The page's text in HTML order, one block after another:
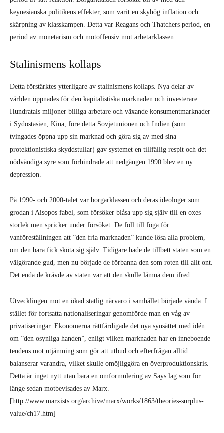
keynesianska politikens effekter, som varit en skyhög inflation och
skärpning av klasskampen. Detta var Reagans och Thatchers period, en
period av monetarism och motoffensiv mot arbetarklassen.
Stalinismens kollaps
Detta förstärktes ytterligare av stalinismens kollaps. Nya delar av
världen öppnades för den kapitalistiska marknaden och investerare.
Hundratals miljoner billiga arbetare och växande konsumentmarknader
i Sydostasien, Kina, före detta Sovjetunionen och Indien (som
tvingades öppna upp sin marknad och göra sig av med sina
protektionistiska skyddstullar) gav systemet en tillfällig respit och det
nödvändiga syre som förhindrade att nedgången 1990 blev en ny
depression.
På 1990- och 2000-talet var borgarklassen och deras ideologer som
grodan i Aisopos fabel, som försöker blåsa upp sig själv till en oxes
storlek men spricker under försöket. De föll till föga för
vanföreställningen att ”den fria marknaden” kunde lösa alla problem,
om den bara fick sköta sig själv. Tidigare hade de tillbett staten som en
välgörande gud, men nu började de förbanna den som roten till allt ont.
Det enda de krävde av staten var att den skulle lämna dem ifred.
Utvecklingen mot en ökad statlig närvaro i samhället började vända. I
stället för fortsatta nationaliseringar genomförde man en våg av
privatiseringar. Ekonomerna rättfärdigade det nya synsättet med idén
om ”den osynliga handen”, enligt vilken marknaden har en inneboende
tendens mot utjämning som gör att utbud och efterfrågan alltid
balanserar varandra, vilket skulle omöjliggöra en överproduktionskris.
Detta är inget nytt utan bara en omformulering av Says lag som för
länge sedan motbevisades av Marx.
[http://www.marxists.org/archive/marx/works/1863/theories-surplus-
value/ch17.htm]